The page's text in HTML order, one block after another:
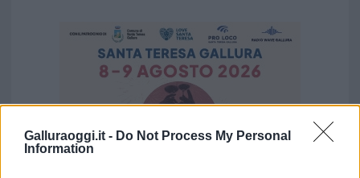
Galluraoggi.it - Do Not Process My Personal
Information